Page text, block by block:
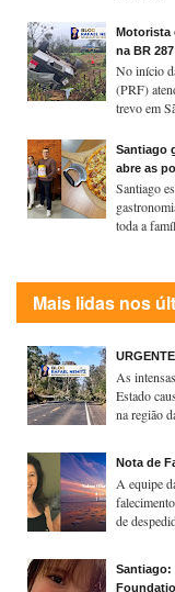
Motorista
na BR 287
No início
(PRF)
trevo em
Santiago
abre as
Santiago
toda a
Mais lidas nos
As
Estado
na região
Nota de
A equipe
de
Santiago: